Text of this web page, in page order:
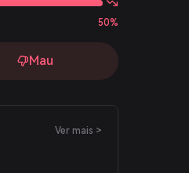
50%
Mau
Ver mais >